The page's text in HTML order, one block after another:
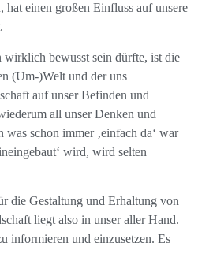
hat einen großen Einfluss auf unsere
wirklich bewusst sein dürfte, ist die
(Um-)Welt und der uns
auf unser Befinden und
all unser Denken und
schon immer ‚einfach da‘ war
wird, wird selten
die Gestaltung und Erhaltung von
liegt also in unser aller Hand.
informieren und einzusetzen. Es